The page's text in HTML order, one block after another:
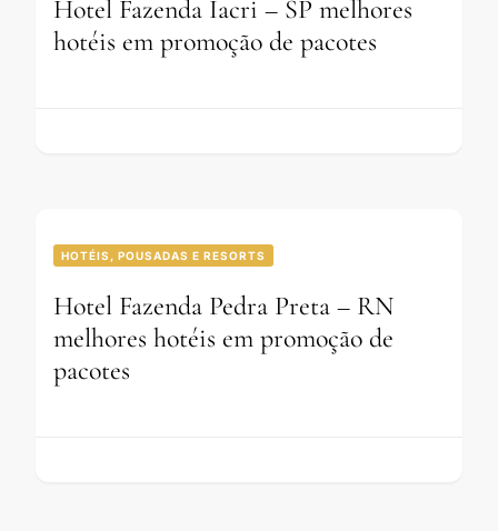
Hotel Fazenda Iacri – SP melhores
hotéis em promoção de pacotes
HOTÉIS, POUSADAS E RESORTS
Hotel Fazenda Pedra Preta – RN
melhores hotéis em promoção de
pacotes